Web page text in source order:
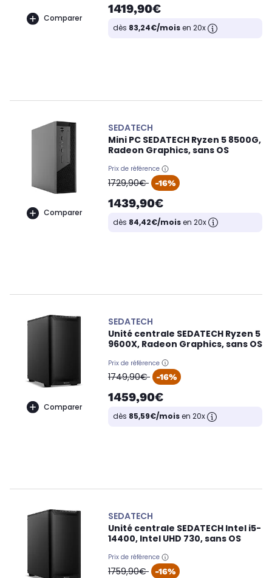
Comparer
1419,90€
dès 83,24€/moisen 20x
Comparer
SEDATECH
Mini PC SEDATECH Ryzen 5 8500G,
Radeon Graphics, sans OS
Prix de référence
oldPrice
1729,90€ -16%
1439,90€
dès 84,42€/moisen 20x
Comparer
SEDATECH
Unité centrale SEDATECH Ryzen 5
9600X, Radeon Graphics, sans OS
Prix de référence
oldPrice
1749,90€ -16%
1459,90€
dès 85,59€/moisen 20x
SEDATECH
Unité centrale SEDATECH Intel i5-
14400, Intel UHD 730, sans OS
Prix de référence
oldPrice
1759,90€ -16%